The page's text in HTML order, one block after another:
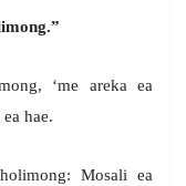
‘me areka ea
hae.
Mosali ea